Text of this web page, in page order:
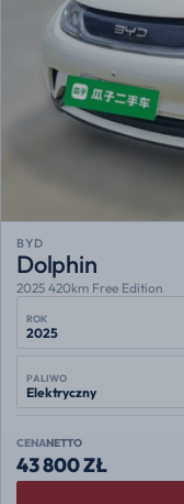
BYD
Dolphin
2025 420km Free Edition
ROK
2025
PALIWO
Elektryczny
CENANETTO
43 800 ZŁ